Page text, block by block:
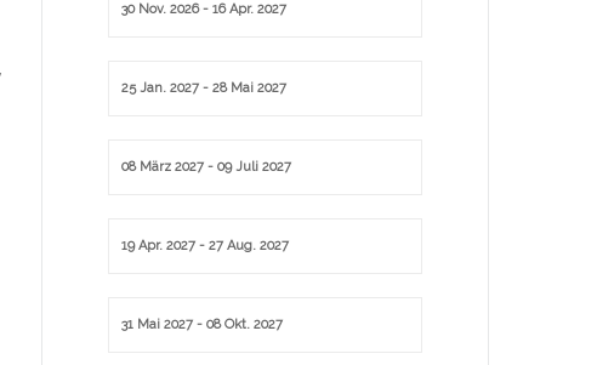
30 Nov. 2026- 16 Apr. 2027
25 Jan. 2027 - 28 Mai 2027
08 März 2027 - 09 Juli 2027
19 Apr. 2027 - 27 Aug. 2027
31 Mai 2027 - 08 Okt. 2027